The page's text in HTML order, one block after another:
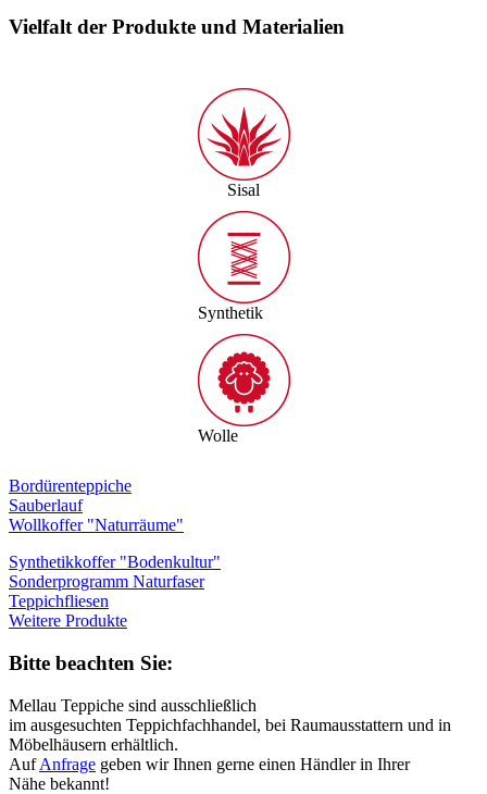
Vielfalt der Produkte und Materialien
Sisal
Synthetik
Wolle
Bordürenteppiche
Sauberlauf
Wollkoffer "Naturräume"
Synthetikkoffer "Bodenkultur"
Sonderprogramm Naturfaser
Teppichfliesen
Weitere Produkte
Bitte beachten Sie:
Mellau Teppiche sind ausschließlich
im ausgesuchten Teppichfachhandel, bei Raumausstattern und in
Möbelhäusern erhältlich.
AufAnfrage geben wir Ihnen gerne einen Händler in Ihrer
Nähe bekannt!